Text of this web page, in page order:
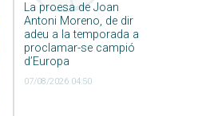
La proesa de Joan
Antoni Moreno, de dir
adeu a la temporada a
proclamar-se campió
d’Europa
07/08/2026 04:50